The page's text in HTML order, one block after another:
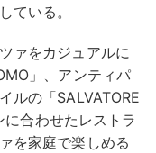
ている。
ァをカジュアルに
」、アンティパ
ルの「SALVATORE
合わせたレストラ
を家庭で楽しめる